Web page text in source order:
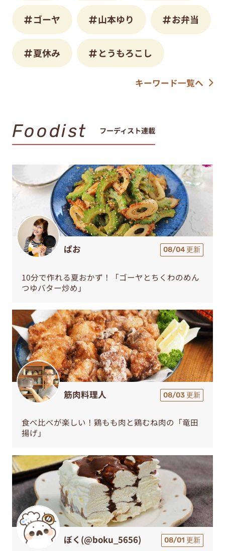
ゴーヤ 山本ゆり お弁当
夏休み とうもろこし
キーワード一覧へ
Foodist フーディスト連載
ぱお 08/04 更新
10分で作れる夏おかず！「ゴーヤとちくわのめん
つゆバター炒め」
筋肉料理人 08/03 更新
食べ比べが楽しい！鶏もも肉と鶏むね肉の「竜田
揚げ」
ぼく(@boku_5656) 08/01 更新